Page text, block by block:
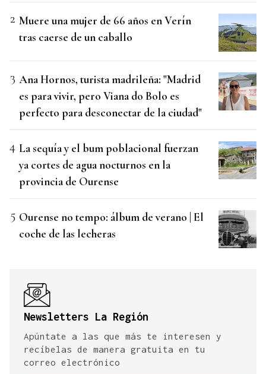
Muere una mujer de 66 años en Verín
tras caerse de un caballo
Ana Hornos, turista madrileña: "Madrid
es para vivir, pero Viana do Bolo es
perfecto para desconectar de la ciudad"
La sequía y el bum poblacional fuerzan
ya cortes de agua nocturnos en la
provincia de Ourense
Ourense no tempo: álbum de verano | El
coche de las lecheras
Newsletters La Región
Apúntate a las que más te interesen y
recíbelas de manera gratuita en tu
correo electrónico